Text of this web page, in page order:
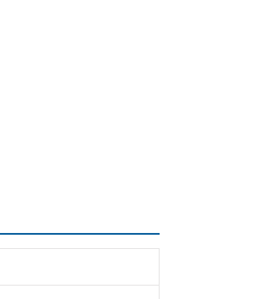
配泵浦CTE25AD或日本双
浦，单次作业仅8-12秒，
准，准确度。